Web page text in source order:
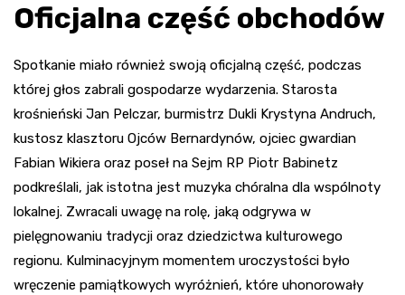
Oficjalna część obchodów
Spotkanie miało również swoją oficjalną część, podczas
której głos zabrali gospodarze wydarzenia. Starosta
krośnieński Jan Pelczar, burmistrz Dukli Krystyna Andruch,
kustosz klasztoru Ojców Bernardynów, ojciec gwardian
Fabian Wikiera oraz poseł na Sejm RP Piotr Babinetz
podkreślali, jak istotna jest muzyka chóralna dla wspólnoty
lokalnej. Zwracali uwagę na rolę, jaką odgrywa w
pielęgnowaniu tradycji oraz dziedzictwa kulturowego
regionu. Kulminacyjnym momentem uroczystości było
wręczenie pamiątkowych wyróżnień, które uhonorowały